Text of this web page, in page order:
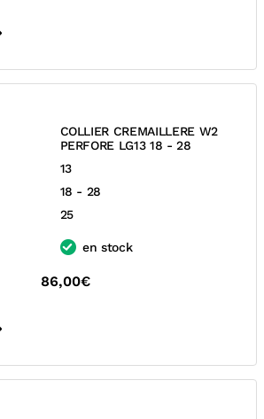
COLLIER CREMAILLERE W2
PERFORE LG13 18 - 28
13
18 - 28
25
en stock
86,00€